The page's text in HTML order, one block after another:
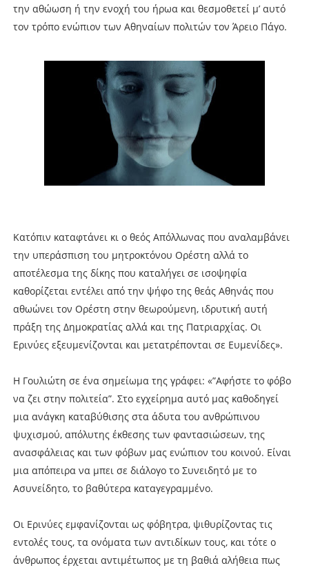
την αθώωση ή την ενοχή του ήρωα και θεσμοθετεί μ’ αυτό
τον τρόπο ενώπιον των Αθηναίων πολιτών τον Άρειο Πάγο.
Κατόπιν καταφτάνει κι ο θεός Απόλλωνας που αναλαμβάνει
την υπεράσπιση του μητροκτόνου Ορέστη αλλά το
αποτέλεσμα της δίκης που καταλήγει σε ισοψηφία
καθορίζεται εντέλει από την ψήφο της θεάς Αθηνάς που
αθωώνει τον Ορέστη στην θεωρούμενη, ιδρυτική αυτή
πράξη της Δημοκρατίας αλλά και της Πατριαρχίας. Οι
Ερινύες εξευμενίζονται και μετατρέπονται σε Ευμενίδες».
Η Γουλιώτη σε ένα σημείωμα της γράφει: «”Αφήστε το φόβο
να ζει στην πολιτεία”. Στο εγχείρημα αυτό μας καθοδηγεί
μια ανάγκη καταβύθισης στα άδυτα του ανθρώπινου
ψυχισμού, απόλυτης έκθεσης των φαντασιώσεων, της
ανασφάλειας και των φόβων μας ενώπιον του κοινού. Είναι
μια απόπειρα να μπει σε διάλογο το Συνειδητό με το
Ασυνείδητο, το βαθύτερα καταγεγραμμένο.
Οι Ερινύες εμφανίζονται ως φόβητρα, ψιθυρίζοντας τις
εντολές τους, τα ονόματα των αντιδίκων τους, και τότε ο
άνθρωπος έρχεται αντιμέτωπος με τη βαθιά αλήθεια πως